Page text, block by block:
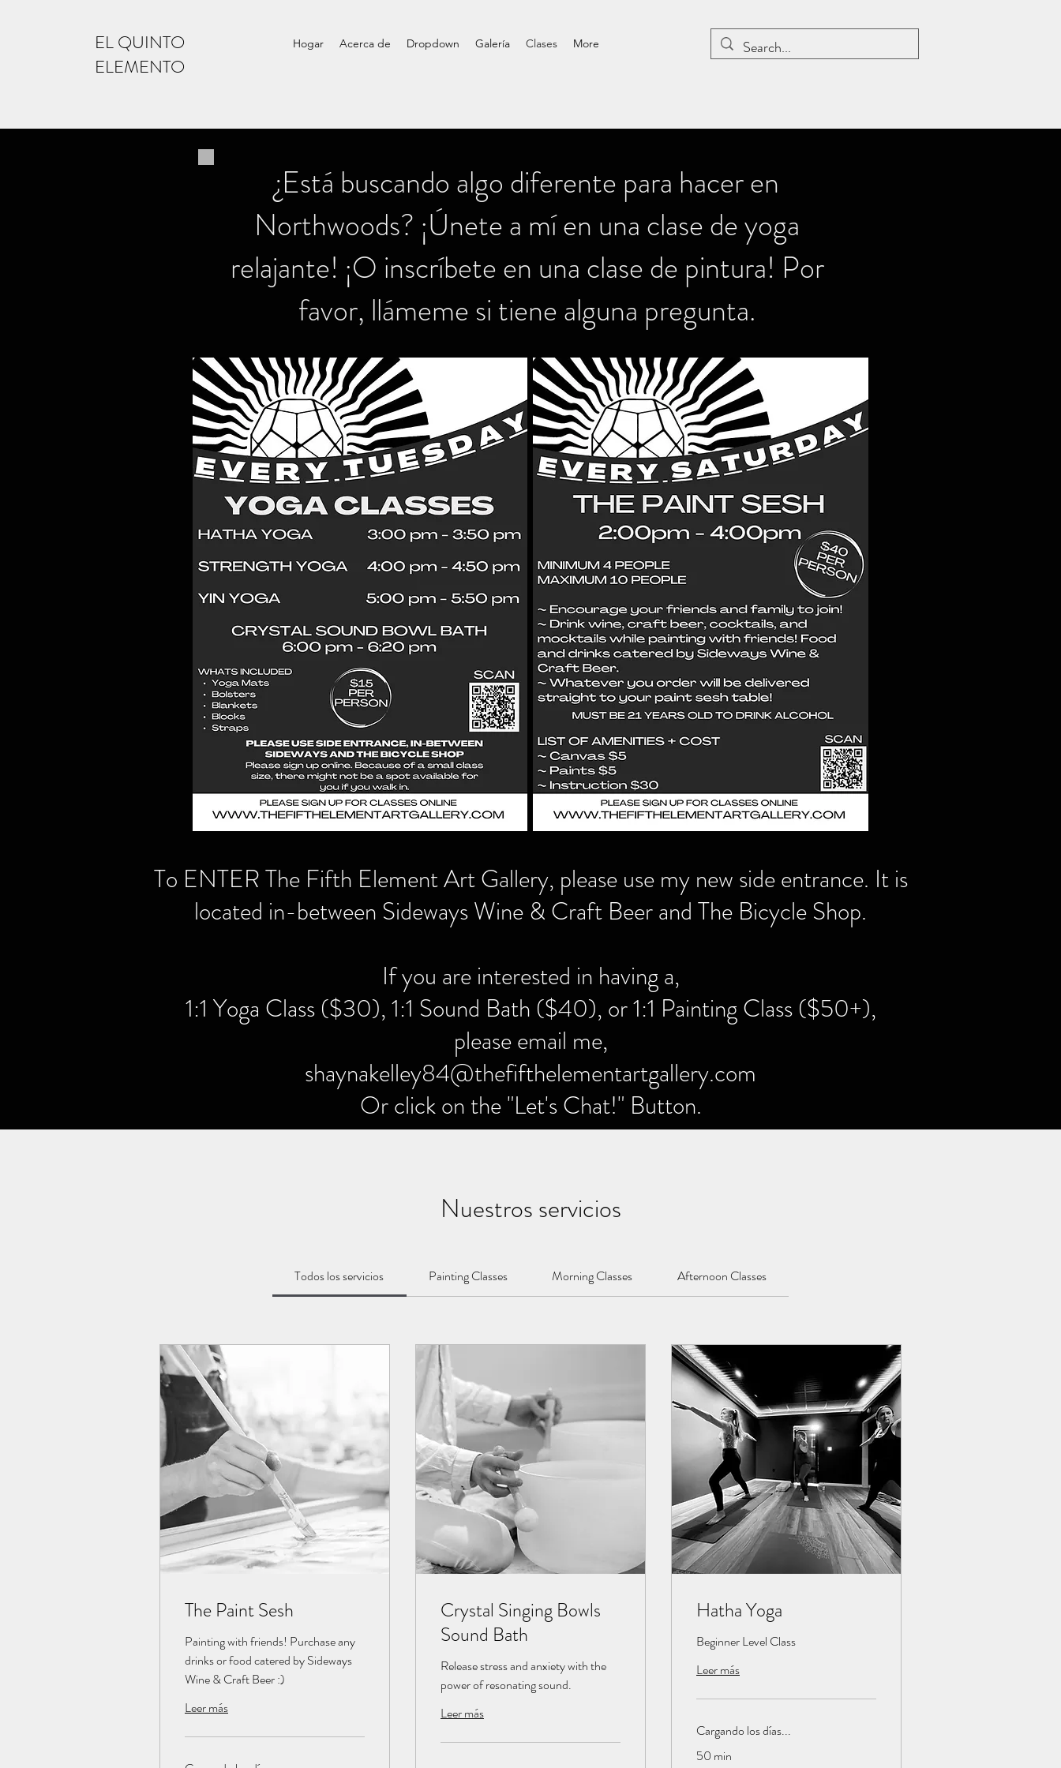
EL QUINTO
ELEMENTO
Hogar Acerca de Dropdown Galería Clases More
¿Está buscando algo diferente para hacer en
Northwoods? ¡Únete a mí en una clase de yoga
relajante! ¡O inscríbete en una clase de pintura! Por
favor, llámeme si tiene alguna pregunta.
To ENTER The Fifth Element Art Gallery, please use my new side entrance. It is
located in-between Sideways Wine & Craft Beer and The Bicycle Shop.
If you are interested in having a,
1:1 Yoga Class ($30), 1:1 Sound Bath ($40), or 1:1 Painting Class ($50+),
please email me,
shaynakelley84@thefifthelementartgallery.com
Or click on the "Let's Chat!" Button.
Nuestros servicios
Todos los servicios Painting Classes Morning Classes Afternoon Classes
The Paint Sesh
Painting with friends! Purchase any
drinks or food catered by Sideways
Wine & Craft Beer :)
Leer más
Crystal Singing Bowls
Sound Bath
Release stress and anxiety with the
power of resonating sound.
Leer más
Hatha Yoga
Beginner Level Class
Leer más
Cargando los días...
50 min